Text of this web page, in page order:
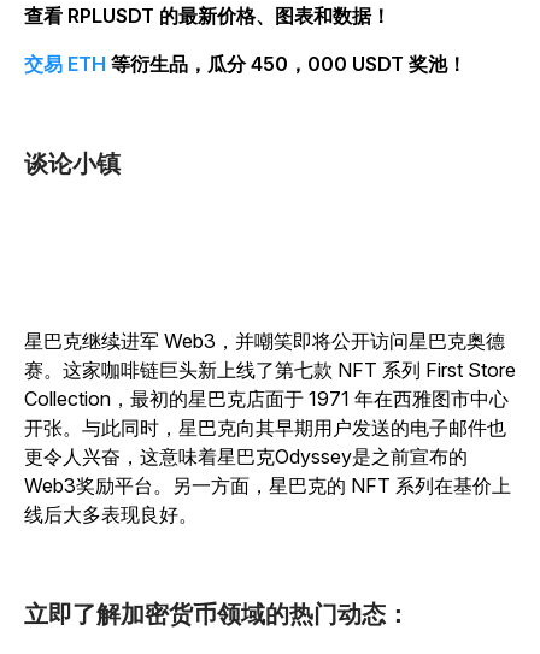
查看 RPLUSDT 的最新价格、图表和数据！
交易 ETH 等衍生品，瓜分 450，000 USDT 奖池！
谈论小镇
星巴克继续进军 Web3，并嘲笑即将公开访问星巴克奥德
赛。这家咖啡链巨头新上线了第七款 NFT 系列 First Store
Collection，最初的星巴克店面于 1971 年在西雅图市中心
开张。与此同时，星巴克向其早期用户发送的电子邮件也
更令人兴奋，这意味着星巴克Odyssey是之前宣布的
Web3奖励平台。另一方面，星巴克的 NFT 系列在基价上
线后大多表现良好。
立即了解加密货币领域的热门动态：